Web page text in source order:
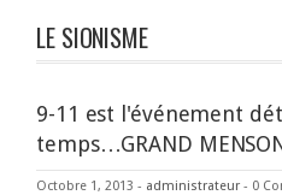
LE SIONISME
9-11 est l'événement
temps…GRAND
Octobre 1, 2013 - administrateur - 0